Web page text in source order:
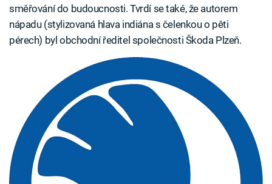
směřování do budoucnosti. Tvrdí se také, že autorem
nápadu (stylizovaná hlava indiána s čelenkou o pěti
pérech) byl obchodní ředitel společnosti Škoda Plzeň.